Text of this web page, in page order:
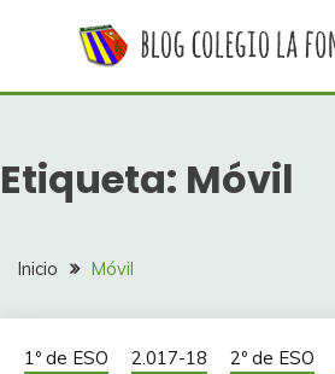
COLEGIO LA
FONTAINE
colegio La Fontaine
Etiqueta: Móvil
Inicio Móvil
1º de ESO 2.017-18 2º de ESO